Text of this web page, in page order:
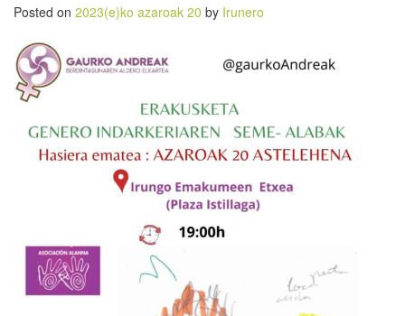
Posted on 2023(e)ko azaroak 20 by Irunero